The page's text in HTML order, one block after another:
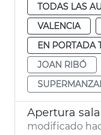
TODAS LAS
VALENCIA
EN PORTADA
JOAN RIBÓ
Apertura
modificado